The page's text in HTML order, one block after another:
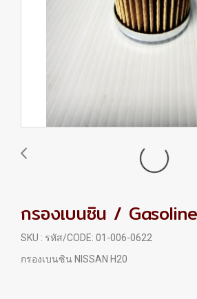
กรองเบนซิน /
SKU : รหัส/CODE: 01-006-0622
กรองเบนซิน NISSAN H20